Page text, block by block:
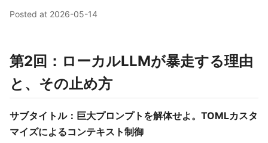
Posted at 2026-05-14
第2回：ローカルLLMが暴走する理由
と、その止め方
サブタイトル：巨大プロンプトを解体せよ。TOMLカスタ
マイズによるコンテキスト制御